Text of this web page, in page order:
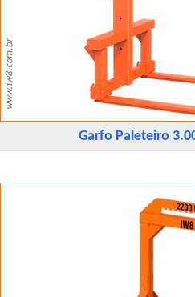
Garfo Paleteiro